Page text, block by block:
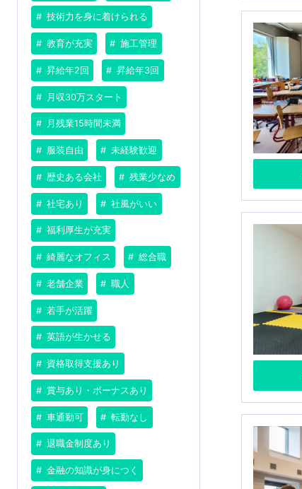
技術力を身に着けられる
教育が充実 施工管理
昇給年2回 昇給年3回
月収30万スタート
月残業15時間未満
服装自由 未経験歓迎
歴史ある会社 残業少なめ
社宅あり 社風がいい
福利厚生が充実
綺麗なオフィス 総合職
老舗企業 職人
若手が活躍
英語が生かせる
資格取得支援あり
賞与あり・ボーナスあり
車通勤可 転勤なし
退職金制度あり
金融の知識が身につく